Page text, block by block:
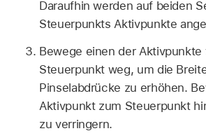
Daraufhin werden auf beiden
Steuerpunkts Aktivpunkte
Bewege einen der Aktivpunkte
Steuerpunkt weg, um die
Pinselabdrücke zu erhöhen.
Aktivpunkt zum Steuerpunkt
zu verringern.